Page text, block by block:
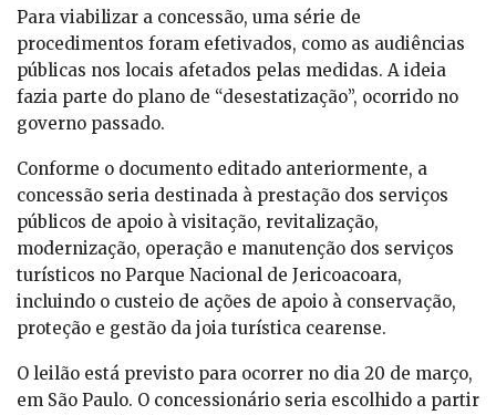
Para viabilizar a concessão, uma série de
procedimentos foram efetivados, como as audiências
públicas nos locais afetados pelas medidas. A ideia
fazia parte do plano de “desestatização”, ocorrido no
governo passado.
Conforme o documento editado anteriormente, a
concessão seria destinada à prestação dos serviços
públicos de apoio à visitação, revitalização,
modernização, operação e manutenção dos serviços
turísticos no Parque Nacional de Jericoacoara,
incluindo o custeio de ações de apoio à conservação,
proteção e gestão da joia turística cearense.
O leilão está previsto para ocorrer no dia 20 de março,
em São Paulo. O concessionário seria escolhido a partir